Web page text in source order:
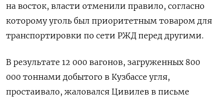
на восток, власти отменили правило, согласно
которому уголь был приоритетным товаром для
транспортировки по сети РЖД перед другими.
В результате 12 000 вагонов, загруженных 800
000 тоннами добытого в Кузбассе угля,
простаивало, жаловался Цивилев в письме